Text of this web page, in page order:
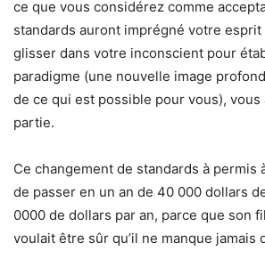
ce que vous considérez comme
standards auront imprégné votre esprit
glisser dans votre inconscient pour
paradigme (une nouvelle image
de ce qui est possible pour vous), vous
partie.
Ce changement de standards à permis
de passer en un an de 40 000 dollars
0000 de dollars par an, parce que son
voulait être sûr qu’il ne manque jamais